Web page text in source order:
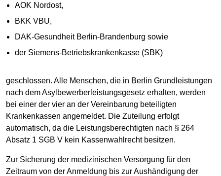
AOK Nordost,
BKK VBU,
DAK-Gesundheit Berlin-Brandenburg sowie
der Siemens-Betriebskrankenkasse (SBK)
geschlossen. Alle Menschen, die in Berlin Grundleistungen
nach dem Asylbewerberleistungsgesetz erhalten, werden
bei einer der vier an der Vereinbarung beteiligten
Krankenkassen angemeldet. Die Zuteilung erfolgt
automatisch, da die Leistungsberechtigten nach § 264
Absatz 1 SGB V kein Kassenwahlrecht besitzen.
Zur Sicherung der medizinischen Versorgung für den
Zeitraum von der Anmeldung bis zur Aushändigung der